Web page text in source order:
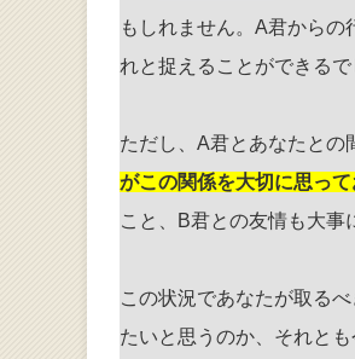
もしれません。A君から
れと捉えることができるで
ただし、A君とあなたとの
がこの関係を大切に思っ
こと、B君との友情も大事
この状況であなたが取る
たいと思うのか、それと